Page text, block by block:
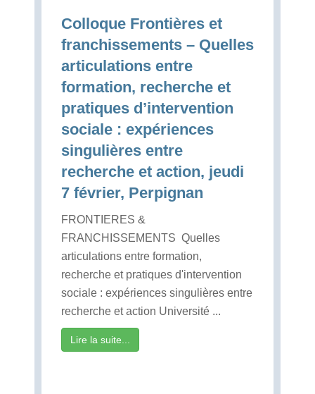
Colloque Frontières et
franchissements – Quelles
articulations entre
formation, recherche et
pratiques d’intervention
sociale : expériences
singulières entre
recherche et action, jeudi
7 février, Perpignan
FRONTIERES &
FRANCHISSEMENTS Quelles
articulations entre formation,
recherche et pratiques d'intervention
sociale : expériences singulières entre
recherche et action Université ...
Lire la suite...